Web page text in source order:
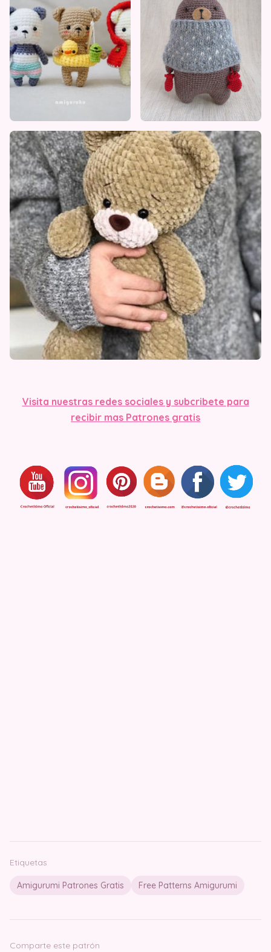
Visita nuestras redes sociales y subcribete para
recibir mas Patrones gratis
Etiquetas
Amigurumi Patrones Gratis Free Patterns Amigurumi
Comparte este patrón